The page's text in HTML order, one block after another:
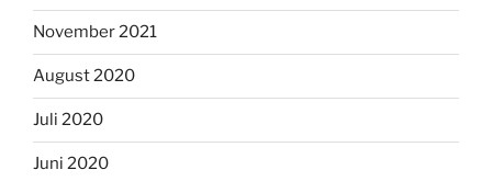
November 2021
August 2020
Juli 2020
Juni 2020